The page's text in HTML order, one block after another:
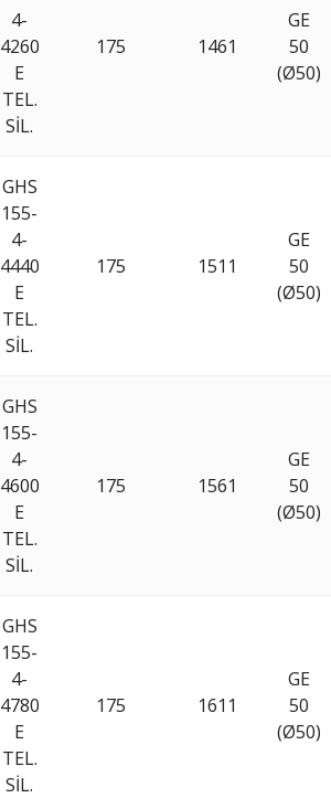
4-
4260
E
TEL.
SİL.
175 1461
GE
50
(Ø50)
GHS
155-
4-
4440
E
TEL.
SİL.
175 1511
GE
50
(Ø50)
GHS
155-
4-
4600
E
TEL.
SİL.
175 1561
GE
50
(Ø50)
GHS
155-
4-
4780
E
TEL.
SİL.
175 1611
GE
50
(Ø50)